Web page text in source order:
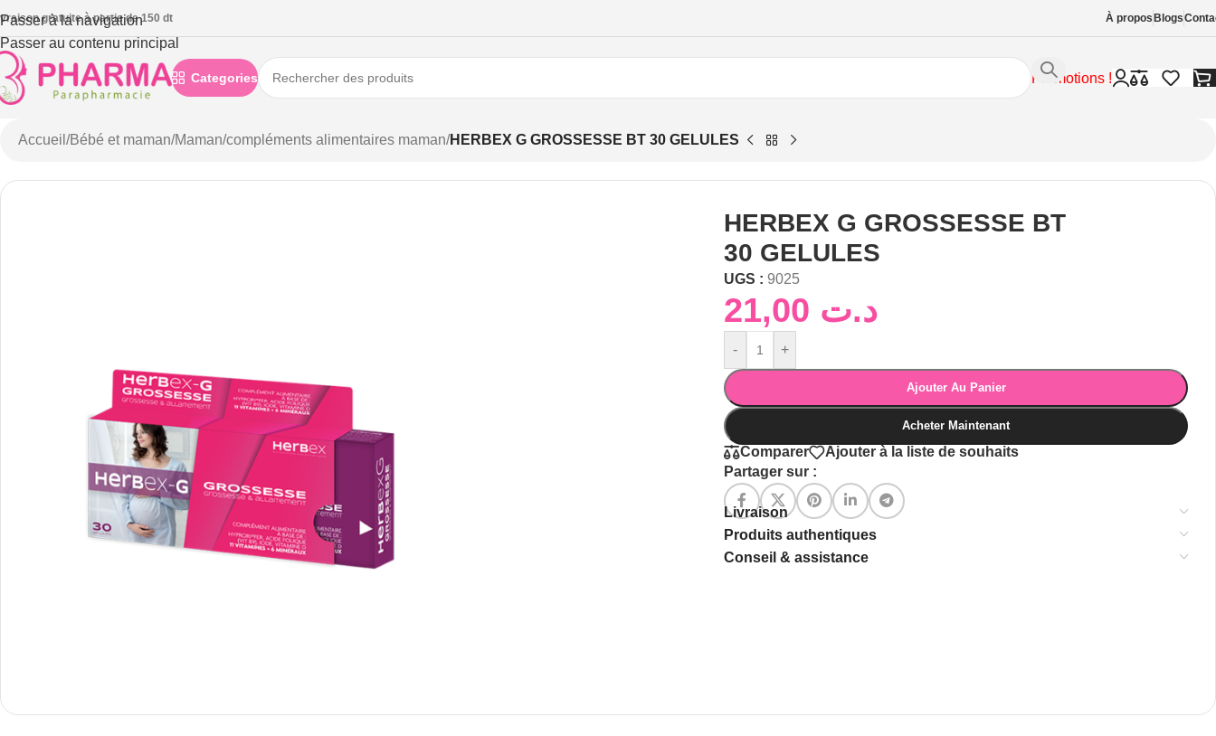
Passer à la navigation
Passer au contenu principal
gratuite à partie de 150 dt À propos Blogs
Categories Promotions !
Accueil /Bébé et maman/Maman/compléments alimentaires maman/HERBEX G GROSSESSE BT 30 GELULES
HERBEX G GROSSESSE BT
30 GELULES
UGS :9025
د.ت
- +
Ajouter Au Panier
Acheter Maintenant
Comparer
Ajouter à la liste de souhaits
Partager sur :
Livraison
Produits authentiques
Conseil & assistance